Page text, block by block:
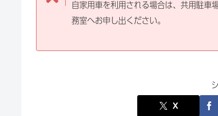
自家用車を利用される場合は、共用駐車
務室へお申し出ください。
X